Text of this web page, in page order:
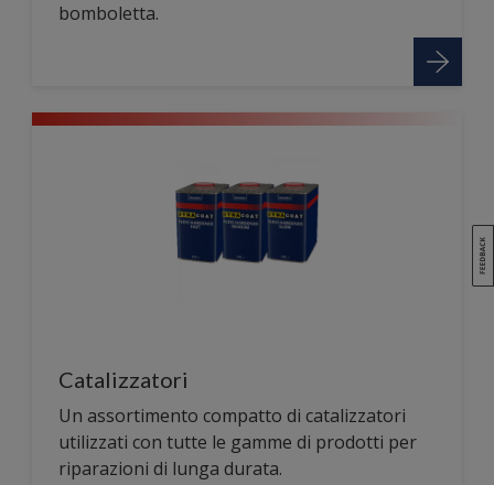
bomboletta.
Catalizzatori
Un assortimento compatto di catalizzatori
utilizzati con tutte le gamme di prodotti per
riparazioni di lunga durata.